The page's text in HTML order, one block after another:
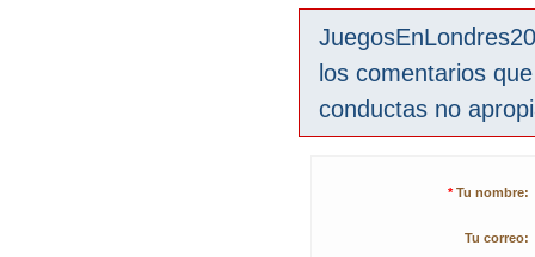
los comentarios
conductas no
* Tu nombre:
Tu correo: